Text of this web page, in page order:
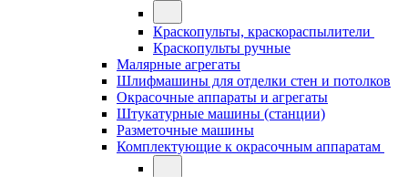
Краскопульты, краскораспылители
Краскопульты ручные
Малярные агрегаты
Шлифмашины для отделки стен и потолков
Окрасочные аппараты и агрегаты
Штукатурные машины (станции)
Разметочные машины
Комплектующие к окрасочным аппаратам